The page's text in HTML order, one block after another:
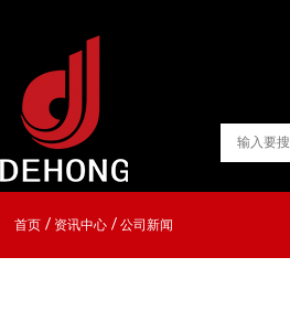
首页 资讯中心 公司新闻